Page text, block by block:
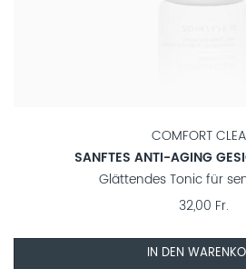
COMFORT
SANFTES ANTI-AGING
Glättendes Tonic für
32,00 Fr.
IN DEN